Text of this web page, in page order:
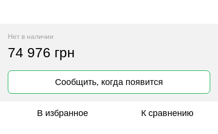
Нет в наличии
74 976 грн
Сообщить, когда появится
В избранное К сравнению